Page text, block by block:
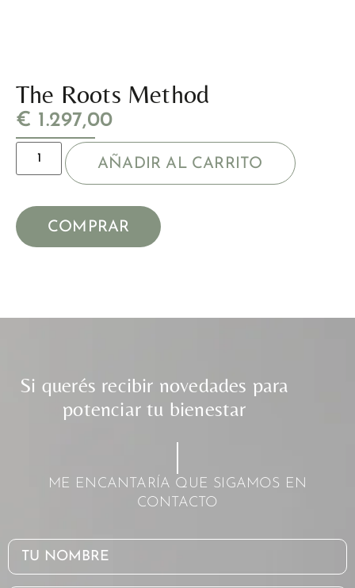
The Roots Method
€ 1.297,00
AÑADIR AL CARRITO
COMPRAR
Si querés recibir novedades para
potenciar tu bienestar
ME ENCANTARÍA QUE SIGAMOS EN
CONTACTO